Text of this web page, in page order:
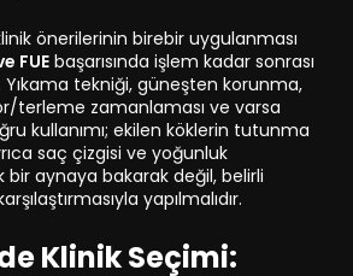
önerilerinin birebir uygulanması
FUE başarısında işlem kadar sonrası
tekniği, güneşten korunma,
terleme zamanlaması ve varsa
kullanımı; ekilen köklerin tutunma
saç çizgisi ve yoğunluk
aynaya bakarak değil, belirli
yapılmalıdır.
Klinik Seçimi: